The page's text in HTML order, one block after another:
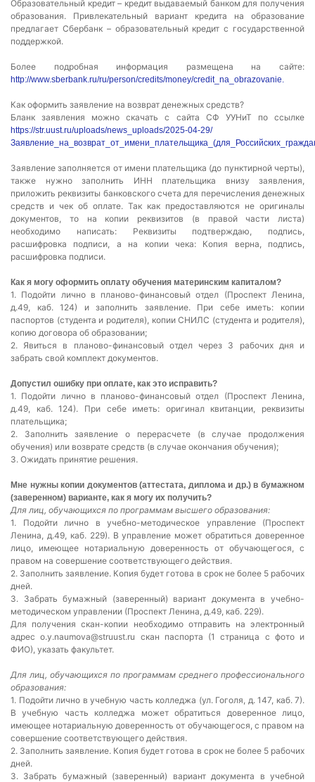
Образовательный кредит – кредит выдаваемый банком для получения
образования. Привлекательный вариант кредита на образование
предлагает Сбербанк – образовательный кредит с государственной
поддержкой.
Более подробная информация размещена на сайте:
http://www.sberbank.ru/ru/person/credits/money/credit_na_obrazovanie.
Как оформить заявление на возврат денежных средств?
Бланк заявления можно скачать с сайта СФ УУНиТ по ссылке
https://str.uust.ru/uploads/news_uploads/2025-04-29/
Заявление заполняется от имени плательщика (до пунктирной черты),
также нужно заполнить ИНН плательщика внизу заявления,
приложить реквизиты банковского счета для перечисления денежных
средств и чек об оплате. Так как предоставляются не оригиналы
документов, то на копии реквизитов (в правой части листа)
необходимо написать: Реквизиты подтверждаю, подпись,
расшифровка подписи, а на копии чека: Копия верна, подпись,
расшифровка подписи.
Как я могу оформить оплату обучения материнским капиталом?
1. Подойти лично в планово-финансовый отдел (Проспект Ленина,
д.49, каб. 124) и заполнить заявление. При себе иметь: копии
паспортов (студента и родителя), копии СНИЛС (студента и родителя),
копию договора об образовании;
2. Явиться в планово-финансовый отдел через 3 рабочих дня и
забрать свой комплект документов.
Допустил ошибку при оплате, как это исправить?
1. Подойти лично в планово-финансовый отдел (Проспект Ленина,
д.49, каб. 124). При себе иметь: оригинал квитанции, реквизиты
плательщика;
2. Заполнить заявление о перерасчете (в случае продолжения
обучения) или возврате средств (в случае окончания обучения);
3. Ожидать принятие решения.
Мне нужны копии документов (аттестата, диплома и др.) в бумажном
(заверенном) варианте, как я могу их получить?
Для лиц, обучающихся по программам высшего образования:
1. Подойти лично в учебно-методическое управление (Проспект
Ленина, д.49, каб. 229). В управление может обратиться доверенное
лицо, имеющее нотариальную доверенность от обучающегося, с
правом на совершение соответствующего действия.
2. Заполнить заявление. Копия будет готова в срок не более 5 рабочих
дней.
3. Забрать бумажный (заверенный) вариант документа в учебно-
методическом управлении (Проспект Ленина, д.49, каб. 229).
Для получения скан-копии необходимо отправить на электронный
адрес o.y.naumova@struust.ru скан паспорта (1 страница с фото и
ФИО), указать факультет.
Для лиц, обучающихся по программам среднего профессионального
образования:
1. Подойти лично в учебную часть колледжа (ул. Гоголя, д. 147, каб. 7).
В учебную часть колледжа может обратиться доверенное лицо,
имеющее нотариальную доверенность от обучающегося, с правом на
совершение соответствующего действия.
2. Заполнить заявление. Копия будет готова в срок не более 5 рабочих
дней.
3. Забрать бумажный (заверенный) вариант документа в учебной